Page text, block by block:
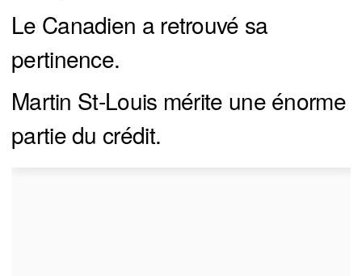
Le Canadien a retrouvé sa
pertinence.
Martin St-Louis mérite une énorme
partie du crédit.